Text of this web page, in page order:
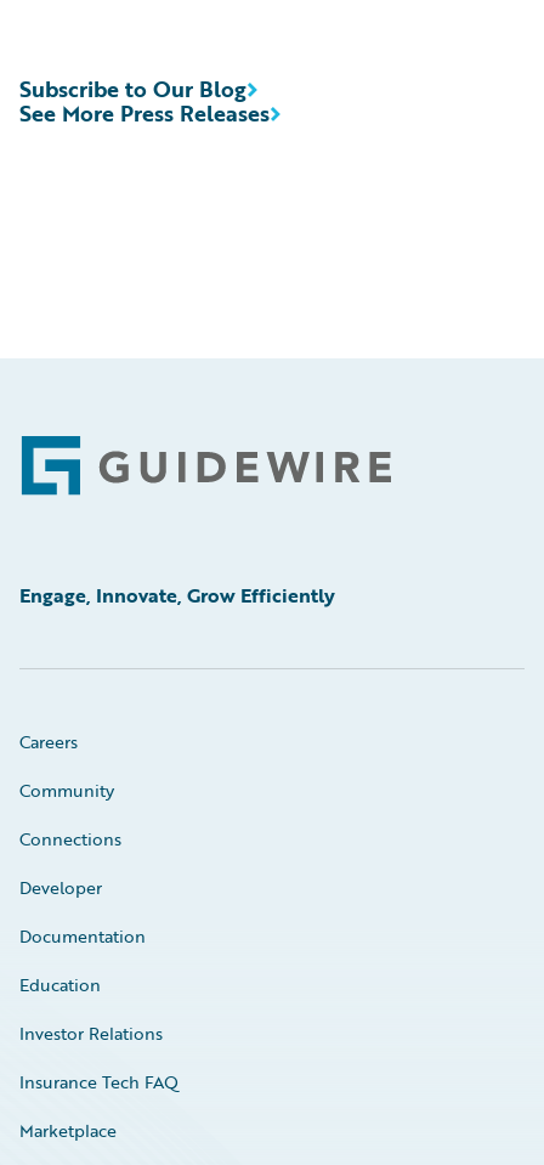
See More Press Releases
Subscribe to Our Blog
Footer
Engage, Innovate, Grow Efficiently
Careers
Community
Connections
Developer
Documentation
Education
Investor Relations
Insurance Tech FAQ
Marketplace